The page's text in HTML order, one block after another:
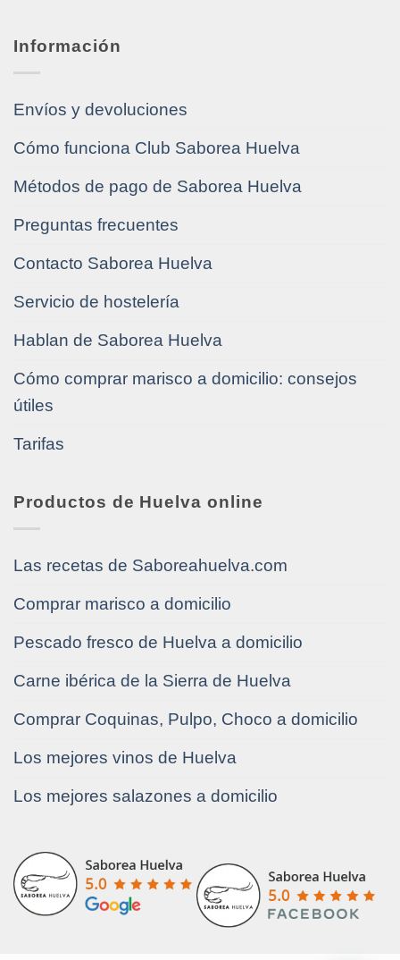
Información
Envíos y devoluciones
Cómo funciona Club Saborea Huelva
Métodos de pago de Saborea Huelva
Preguntas frecuentes
Contacto Saborea Huelva
Servicio de hostelería
Hablan de Saborea Huelva
Cómo comprar marisco a domicilio: consejos
útiles
Tarifas
Productos de Huelva online
Las recetas de Saboreahuelva.com
Comprar marisco a domicilio
Pescado fresco de Huelva a domicilio
Carne ibérica de la Sierra de Huelva
Comprar Coquinas, Pulpo, Choco a domicilio
Los mejores vinos de Huelva
Los mejores salazones a domicilio